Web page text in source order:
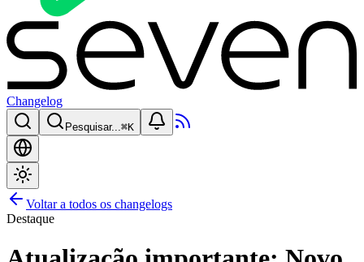
Changelog
Pesquisar... ⌘K
Voltar a todos os changelogs
Destaque